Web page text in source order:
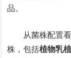
品。
从菌株配置看
株，包括植物乳